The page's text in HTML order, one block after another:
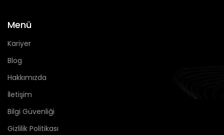
Menü
Kariyer
Blog
Hakkımızda
İletişim
Bilgi Güvenliği
Gizlilik Politikası